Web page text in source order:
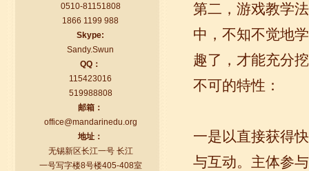
语风汉语学生Florent
我非常喜欢无锡语风汉语学校，这里真
的有最简单的汉语学习方法，我学习汉
语的速度比我原来打算的快得多。我的
汉语老师们都非常可...
0510-81151808
1866 1199 988
Skype:
Sandy.Swun
QQ：
115423016
519988808
邮箱：
office@mandarinedu.org
地址：
无锡新区长江一号 长江
一号写字楼8号楼405-408室
第二，游戏教学
中，不知不觉地
趣了，才能充分
不可的特性：
一是以直接获得
与互动。主体参